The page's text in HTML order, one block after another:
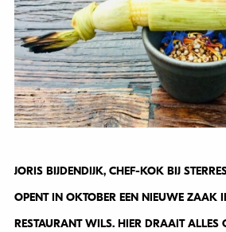
JORIS BIJDENDIJK, CHEF-KOK BIJ
OPENT IN OKTOBER EEN NIEUWE ZAAK
RESTAURANT WILS. HIER DRAAIT ALLES